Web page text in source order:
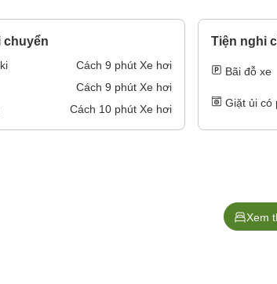
chuyển
Cách 9 phút Xe hơi
Cách 9 phút Xe hơi
Cách 10phút Xe hơi
Tiện nghi
Bãi đỗ xe
Giặt ủi có
Xem